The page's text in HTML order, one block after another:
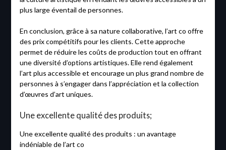
plus large éventail de personnes.
En conclusion, grâce à sa nature collaborative, l’art co offre
des prix compétitifs pour les clients. Cette approche
permet de réduire les coûts de production tout en offrant
une diversité d’options artistiques. Elle rend également
l’art plus accessible et encourage un plus grand nombre de
personnes à s’engager dans l’appréciation et la collection
d’œuvres d’art uniques.
Une excellente qualité des produits;
Une excellente qualité des produits : un avantage
indéniable de l’art co